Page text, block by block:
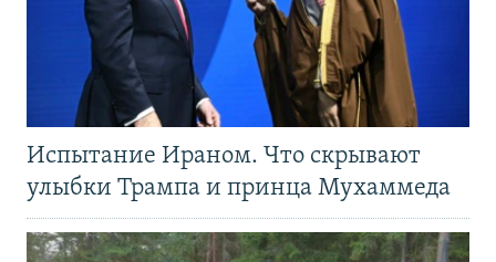
Испытание Ираном. Что скрывают
улыбки Трампа и принца Мухаммеда